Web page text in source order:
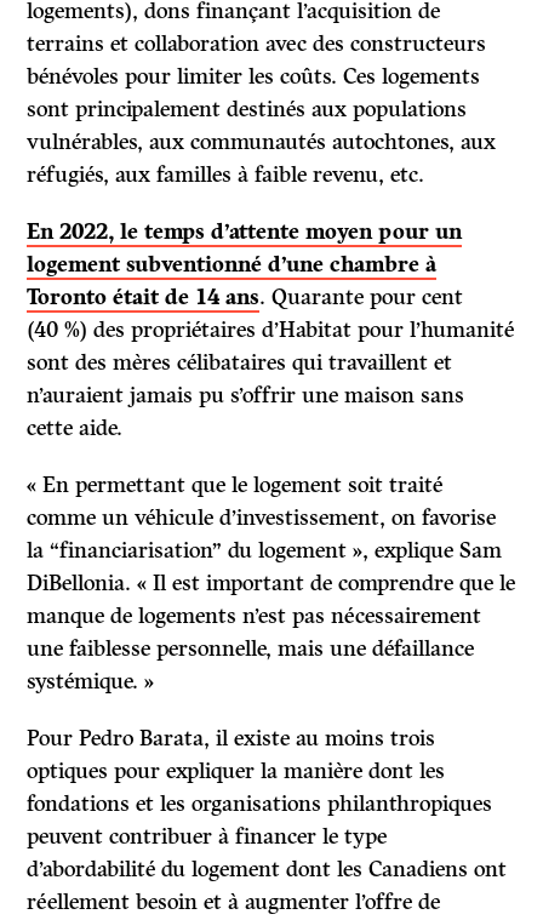
logements), dons finançant l’acquisition de
terrains et collaboration avec des constructeurs
bénévoles pour limiter les coûts. Ces logements
sont principalement destinés aux populations
vulnérables, aux communautés autochtones, aux
réfugiés, aux familles à faible revenu, etc.
En 2022, le temps d’attente moyen pour un
logement subventionné d’une chambre à
Toronto était de 14 ans. Quarante pour cent
(40 %) des propriétaires d’Habitat pour l’humanité
sont des mères célibataires qui travaillent et
n’auraient jamais pu s’offrir une maison sans
cette aide.
« En permettant que le logement soit traité
comme un véhicule d’investissement, on favorise
la “financiarisation” du logement », explique Sam
DiBellonia. « Il est important de comprendre que le
manque de logements n’est pas nécessairement
une faiblesse personnelle, mais une défaillance
systémique. »
Pour Pedro Barata, il existe au moins trois
optiques pour expliquer la manière dont les
fondations et les organisations philanthropiques
peuvent contribuer à financer le type
d’abordabilité du logement dont les Canadiens ont
réellement besoin et à augmenter l’offre de